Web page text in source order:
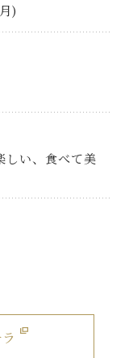
)
い、食べて美